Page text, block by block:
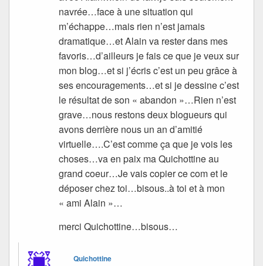
navrée…face à une situation qui
m’échappe…mais rien n’est jamais
dramatique…et Alain va rester dans mes
favoris…d’ailleurs je fais ce que je veux sur
mon blog…et si j’écris c’est un peu grâce à
ses encouragements…et si je dessine c’est
le résultat de son « abandon »…Rien n’est
grave…nous restons deux blogueurs qui
avons derrière nous un an d’amitié
virtuelle….C’est comme ça que je vois les
choses…va en paix ma Quichottine au
grand coeur…Je vais copier ce com et le
déposer chez toi…bisous..à toi et à mon
« ami Alain »…
merci Quichottine…bisous…
Quichottine